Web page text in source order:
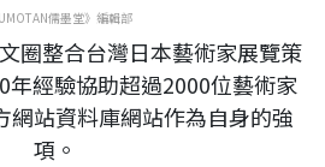
儒墨堂》編輯部
圈整合台灣日本藝術家展覽策
年經驗協助超過2000位藝術家
網站資料庫網站作為自身的強
項。